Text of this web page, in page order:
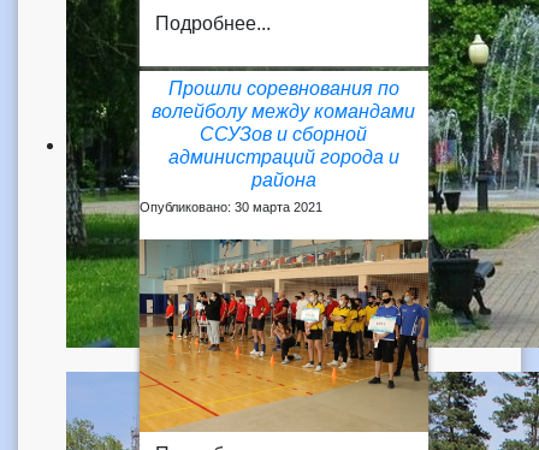
Подробнее...
Прошли соревнования по
волейболу между командами
ССУЗов и сборной
администраций города и
района
Опубликовано: 30 марта 2021